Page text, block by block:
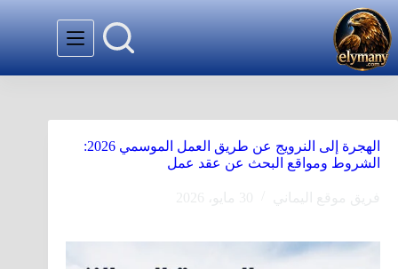
الهجرة إلى النرويج عن طريق العمل الموسمي 2026:
الشروط ومواقع البحث عن عقد عمل